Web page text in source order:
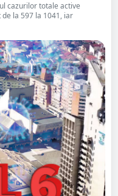
cazurilor totale active
la 597 la 1041, iar